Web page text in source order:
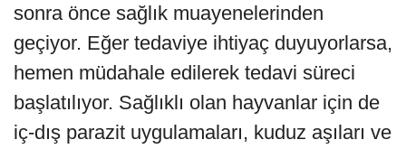
sonra önce sağlık muayenelerinden
geçiyor. Eğer tedaviye ihtiyaç duyuyorlarsa,
hemen müdahale edilerek tedavi süreci
başlatılıyor. Sağlıklı olan hayvanlar için de
iç-dış parazit uygulamaları, kuduz aşıları ve